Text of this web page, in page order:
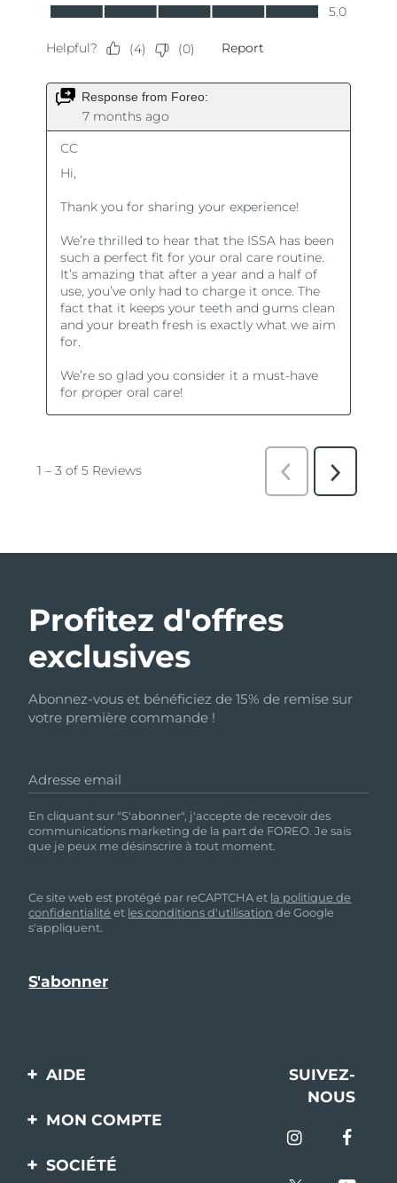
Profitez d'offres
exclusives
Abonnez-vous et bénéficiez de 15% de remise sur
votre première commande !
Adresse email
En cliquant sur "S'abonner", j'accepte de recevoir des
communications marketing de la part de FOREO. Je sais
que je peux me désinscrire à tout moment.
Ce site web est protégé par reCAPTCHA et la politique de
confidentialité et les conditions d'utilisation de Google
s'appliquent.
AIDE
Contactez-nous
livraisons
SUIVEZ-
NOUS
MON COMPTE
Enregistrement produit
SOCIÉTÉ